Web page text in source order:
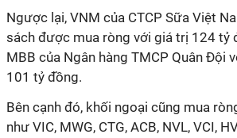
Ngược lại, VNM của CTCP Sữa Việt
sách được mua ròng với giá trị 124 tỷ
MBB của Ngân hàng TMCP Quân Đội
101 tỷ đồng.
Bên cạnh đó, khối ngoại cũng mua
như VIC, MWG, CTG, ACB, NVL, VCI,